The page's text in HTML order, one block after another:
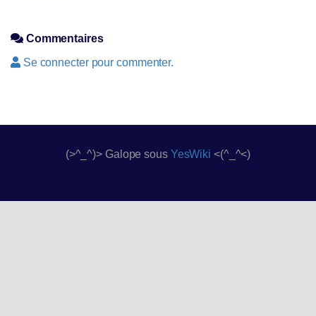
Commentaires
Se connecter pour commenter.
(>^_^)> Galope sous YesWiki <(^_^<)